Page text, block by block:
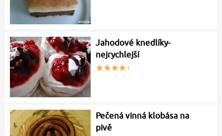
Jahodové knedlíky-
nejrychlejší
Pečená vinná klobása na
pivě